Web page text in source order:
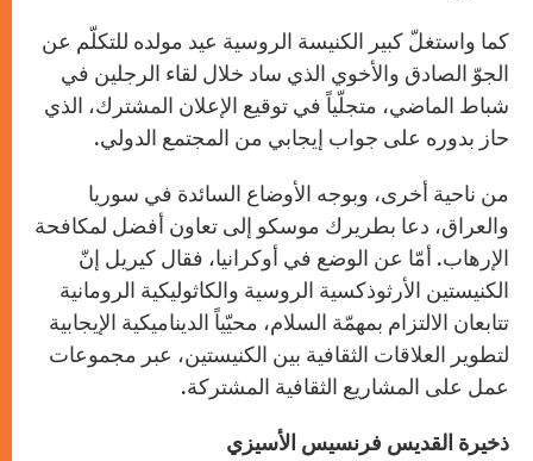
كما واستغلّ كبير الكنيسة الروسية عيد مولده للتكلّم عن
الجوّ الصادق والأخوي الذي ساد خلال لقاء الرجلين في
شباط الماضي، متجلّياً في توقيع الإعلان المشترك، الذي
حاز بدوره على جواب إيجابي من المجتمع الدولي.
من ناحية أخرى، وبوجه الأوضاع السائدة في سوريا
والعراق، دعا بطريرك موسكو إلى تعاون أفضل لمكافحة
الإرهاب. أمّا عن الوضع في أوكرانيا، فقال كيريل إنّ
الكنيستين الأرثوذكسية الروسية والكاثوليكية الرومانية
تتابعان الالتزام بمهمّة السلام، محيّياً الديناميكية الإيجابية
لتطوير العلاقات الثقافية بين الكنيستين، عبر مجموعات
عمل على المشاريع الثقافية المشتركة.
ذخيرة القديس فرنسيس الأسيزي